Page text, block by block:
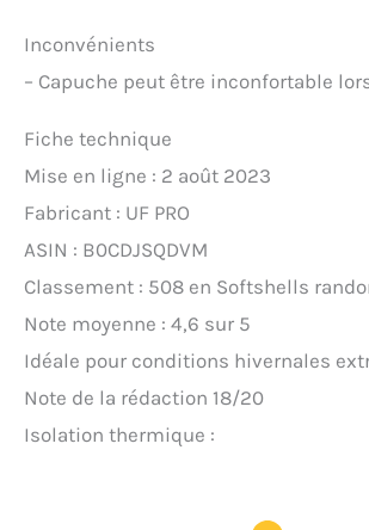
Inconvénients
– Capuche peut être inconfortable
Fiche technique
Mise en ligne : 2 août 2023
Fabricant : UF PRO
ASIN : B0CDJSQDVM
Classement : 508 en Softshells
Note moyenne : 4,6 sur 5
Idéale pour conditions hivernales
Note de la rédaction 18/20
Isolation thermique :